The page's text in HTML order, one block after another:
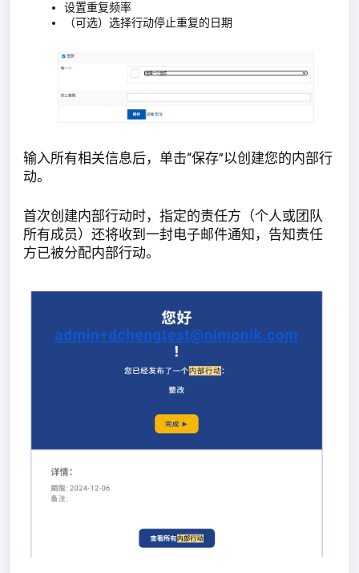
设置重复频率
（可选）选择行动停止重复的日期
输入所有相关信息后，单击“保存”以创建您的内部行
动。
首次创建内部行动时，指定的责任方（个人或团队
所有成员）还将收到一封电子邮件通知，告知责任
方已被分配内部行动。